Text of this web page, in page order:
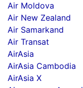
Air Moldova
Air New Zealand
Air Samarkand
Air Transat
AirAsia
AirAsia Cambodia
AirAsia X